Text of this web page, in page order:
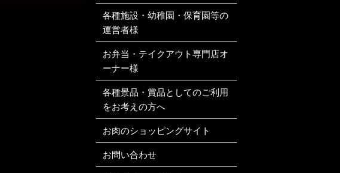
各種施設・幼稚園・保育園等の
運営者様
お弁当・テイクアウト専門店オ
ーナー様
各種景品・賞品としてのご利用
をお考えの方へ
お肉のショッピングサイト
お問い合わせ